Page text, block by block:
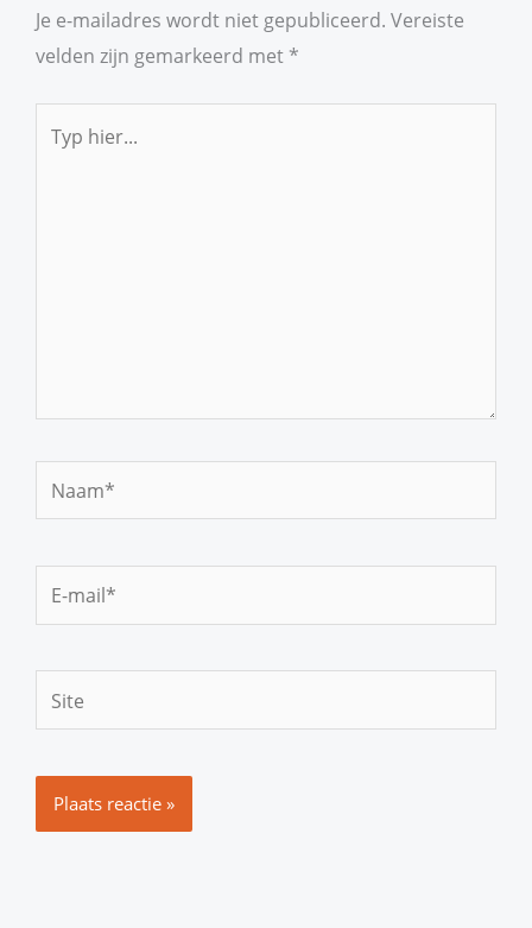
Je e-mailadres wordt niet gepubliceerd. Vereiste
velden zijn gemarkeerd met *
hier...
Naam*
mail*